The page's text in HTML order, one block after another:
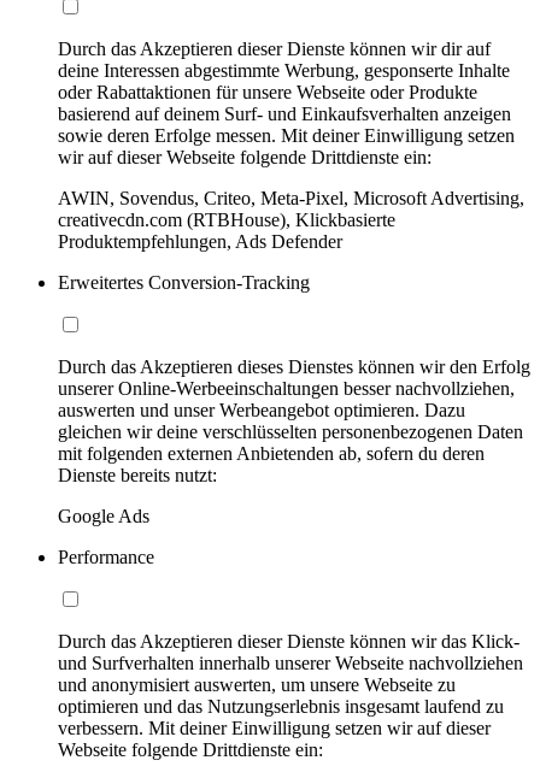
Durch das Akzeptieren dieser Dienste können wir dir auf
deine Interessen abgestimmte Werbung, gesponserte Inhalte
oder Rabattaktionen für unsere Webseite oder Produkte
basierend auf deinem Surf- und Einkaufsverhalten anzeigen
sowie deren Erfolge messen. Mit deiner Einwilligung setzen
wir auf dieser Webseite folgende Drittdienste ein:
AWIN, Sovendus, Criteo, Meta-Pixel, Microsoft Advertising,
creativecdn.com (RTBHouse), Klickbasierte
Produktempfehlungen, Ads Defender
Erweitertes Conversion-Tracking
Durch das Akzeptieren dieses Dienstes können wir den Erfolg
unserer Online-Werbeeinschaltungen besser nachvollziehen,
auswerten und unser Werbeangebot optimieren. Dazu
gleichen wir deine verschlüsselten personenbezogenen Daten
mit folgenden externen Anbietenden ab, sofern du deren
Dienste bereits nutzt:
Google Ads
Performance
Durch das Akzeptieren dieser Dienste können wir das Klick-
und Surfverhalten innerhalb unserer Webseite nachvollziehen
und anonymisiert auswerten, um unsere Webseite zu
optimieren und das Nutzungserlebnis insgesamt laufend zu
verbessern. Mit deiner Einwilligung setzen wir auf dieser
Webseite folgende Drittdienste ein: